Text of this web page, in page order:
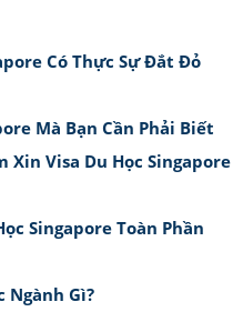
Có Thực Sự Đắt Đỏ
Mà Bạn Cần Phải Biết
Xin Visa Du Học Singapore
Singapore Toàn Phần
Ngành Gì?